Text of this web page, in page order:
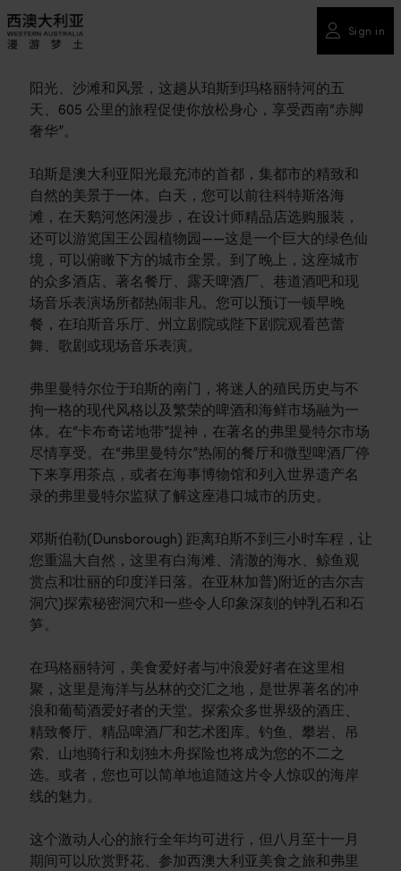
Sign in
阳光、沙滩和风景，这趟从珀斯到玛格丽特河的五
天、605 公里的旅程促使你放松身心，享受西南“赤脚
奢华”。
珀斯是澳大利亚阳光最充沛的首都，集都市的精致和
自然的美景于一体。白天，您可以前往科特斯洛海
滩，在天鹅河悠闲漫步，在设计师精品店选购服装，
还可以游览国王公园植物园——这是一个巨大的绿色仙
境，可以俯瞰下方的城市全景。到了晚上，这座城市
的众多酒店、著名餐厅、露天啤酒厂、巷道酒吧和现
场音乐表演场所都热闹非凡。您可以预订一顿早晚
餐，在珀斯音乐厅、州立剧院或陛下剧院观看芭蕾
舞、歌剧或现场音乐表演。
弗里曼特尔位于珀斯的南门，将迷人的殖民历史与不
拘一格的现代风格以及繁荣的啤酒和海鲜市场融为一
体。在“卡布奇诺地带”提神，在著名的弗里曼特尔市场
尽情享受。在“弗里曼特尔”热闹的餐厅和微型啤酒厂停
下来享用茶点，或者在海事博物馆和列入世界遗产名
录的弗里曼特尔监狱了解这座港口城市的历史。
邓斯伯勒(Dunsborough) 距离珀斯不到三小时车程，让
您重温大自然，这里有白海滩、清澈的海水、鲸鱼观
赏点和壮丽的印度洋日落。在亚林加普)附近的吉尔吉
洞穴)探索秘密洞穴和一些令人印象深刻的钟乳石和石
笋。
在玛格丽特河，美食爱好者与冲浪爱好者在这里相
聚，这里是海洋与丛林的交汇之地，是世界著名的冲
浪和葡萄酒爱好者的天堂。探索众多世界级的酒庄、
精致餐厅、精品啤酒厂和艺术图库。钓鱼、攀岩、吊
索、山地骑行和划独木舟探险也将成为您的不二之
选。或者，您也可以简单地追随这片令人惊叹的海岸
线的魅力。
这个激动人心的旅行全年均可进行，但八月至十一月
期间可以欣赏野花、参加西澳大利亚美食之旅和弗里